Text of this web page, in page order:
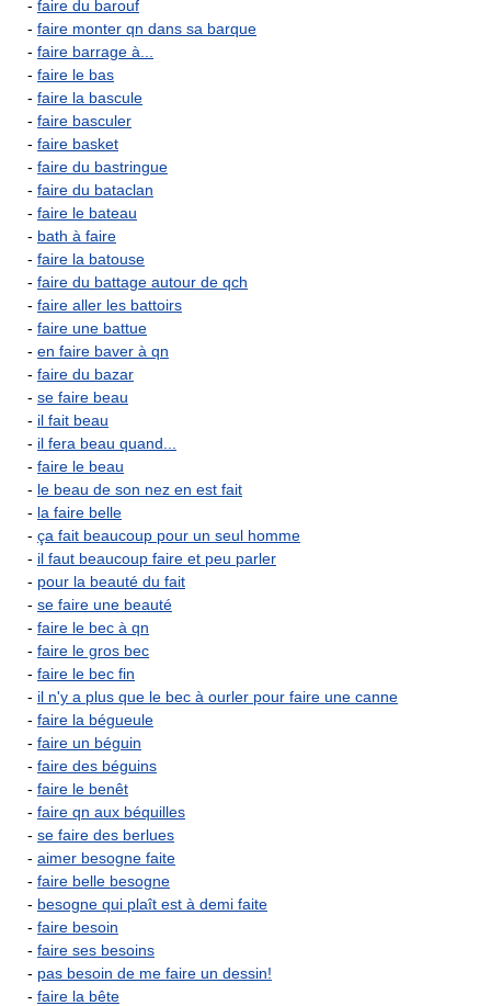
- faire du barouf
- faire monter qn dans sa barque
- faire barrage à...
- faire le bas
- faire la bascule
- faire basculer
- faire basket
- faire du bastringue
- faire du bataclan
- faire le bateau
- bath à faire
- faire la batouse
- faire du battage autour de qch
- faire aller les battoirs
- faire une battue
- en faire baver à qn
- faire du bazar
- se faire beau
- il fait beau
- il fera beau quand...
- faire le beau
- le beau de son nez en est fait
- la faire belle
- ça fait beaucoup pour un seul homme
- il faut beaucoup faire et peu parler
- pour la beauté du fait
- se faire une beauté
- faire le bec à qn
- faire le gros bec
- faire le bec fin
- il n'y a plus que le bec à ourler pour faire une canne
- faire la bégueule
- faire un béguin
- faire des béguins
- faire le benêt
- faire qn aux béquilles
- se faire des berlues
- aimer besogne faite
- faire belle besogne
- besogne qui plaît est à demi faite
- faire besoin
- faire ses besoins
- pas besoin de me faire un dessin!
- faire la bête